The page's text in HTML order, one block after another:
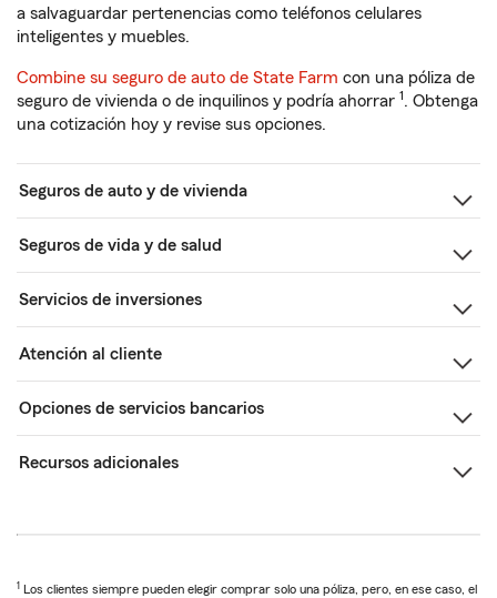
a salvaguardar pertenencias como teléfonos celulares
inteligentes y muebles.
Combine su seguro de auto de State Farm con una póliza de
seguro de vivienda o de inquilinos y podría ahorrar 1. Obtenga
una cotización hoy y revise sus opciones.
Seguros de auto y de vivienda
Seguros de vida y de salud
Servicios de inversiones
Atención al cliente
Opciones de servicios bancarios
Recursos adicionales
1 Los clientes siempre pueden elegir comprar solo una póliza, pero, en ese caso, el